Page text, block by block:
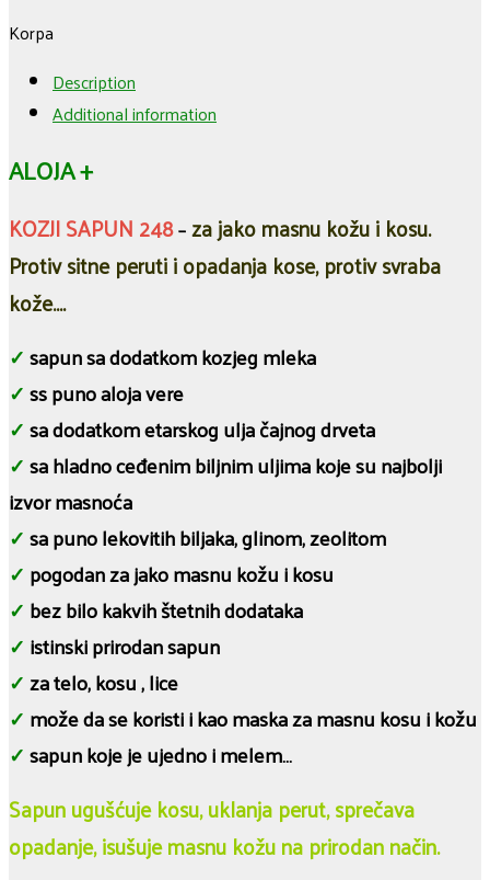
Korpa
Description
Additional information
ALOJA +
KOZJI SAPUN 248–za jako masnu kožu i kosu.
Protiv sitne peruti i opadanja kose, protiv svraba
kože….
✓sapun sa dodatkom kozjeg mleka
✓ss puno aloja vere
✓sa dodatkom etarskog ulja čajnog drveta
✓sa hladno ceđenim biljnim uljima koje su najbolji
izvor masnoća
✓sa puno lekovitih biljaka, glinom, zeolitom
✓ pogodan za jako masnu kožu i kosu
✓ bez bilo kakvih štetnih dodataka
✓ istinski prirodan sapun
✓za telo, kosu , lice
✓ može da se koristi i kao maska za masnu kosu i kožu
✓sapun koje je ujedno i melem…
Sapun ugušćuje kosu, uklanja perut, sprečava
opadanje, isušuje masnu kožu na prirodan način.